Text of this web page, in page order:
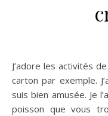
J’adore les activités de récup, dans lesquelles on utilise du
carton par exemple.
suis bien amusée. Je
poisson que vous